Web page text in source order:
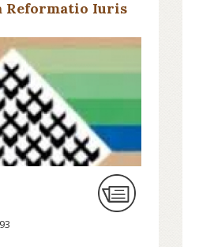
Reformatio Iuris